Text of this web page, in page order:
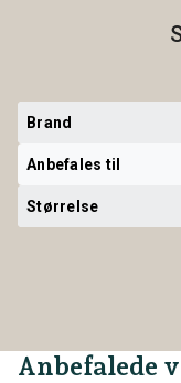
Brand
Anbefales til
Størrelse
Anbefalede